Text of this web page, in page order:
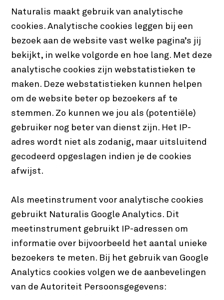
Naturalis maakt gebruik van analytische
cookies. Analytische cookies leggen bij een
bezoek aan de website vast welke pagina’s jij
bekijkt, in welke volgorde en hoe lang. Met deze
analytische cookies zijn webstatistieken te
maken. Deze webstatistieken kunnen helpen
om de website beter op bezoekers af te
stemmen. Zo kunnen we jou als (potentiële)
gebruiker nog beter van dienst zijn. Het IP-
adres wordt niet als zodanig, maar uitsluitend
gecodeerd opgeslagen indien je de cookies
afwijst.
Als meetinstrument voor analytische cookies
gebruikt Naturalis Google Analytics. Dit
meetinstrument gebruikt IP-adressen om
informatie over bijvoorbeeld het aantal unieke
bezoekers te meten. Bij het gebruik van Google
Analytics cookies volgen we de aanbevelingen
van de Autoriteit Persoonsgegevens: